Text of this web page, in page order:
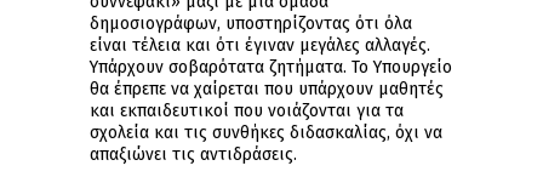
δημοσιογράφων, υποστηρίζοντας ότι όλα
είναι τέλεια και ότι έγιναν μεγάλες αλλαγές.
Υπάρχουν σοβαρότατα ζητήματα. Το Υπουργείο
θα έπρεπε να χαίρεται που υπάρχουν μαθητές
και εκπαιδευτικοί που νοιάζονται για τα
σχολεία και τις συνθήκες διδασκαλίας, όχι να
απαξιώνει τις αντιδράσεις.